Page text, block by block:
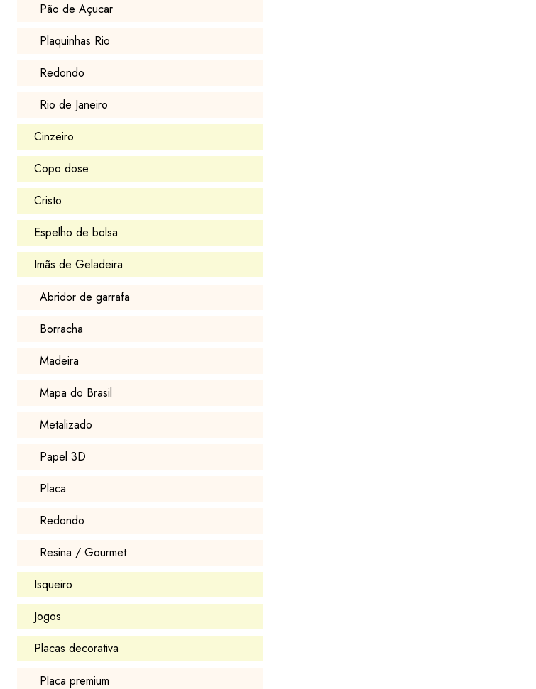
Pão de Açucar
Plaquinhas Rio
Redondo
Rio de Janeiro
Cinzeiro
Copo dose
Cristo
Espelho de bolsa
Imãs de Geladeira
Abridor de garrafa
Borracha
Madeira
Mapa do Brasil
Metalizado
Papel 3D
Placa
Redondo
Resina / Gourmet
Isqueiro
Jogos
Placas decorativa
Placa premium